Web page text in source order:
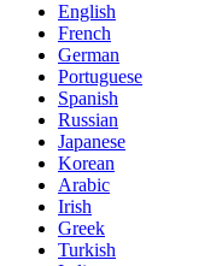
English
French
German
Portuguese
Spanish
Russian
Japanese
Korean
Arabic
Irish
Greek
Turkish